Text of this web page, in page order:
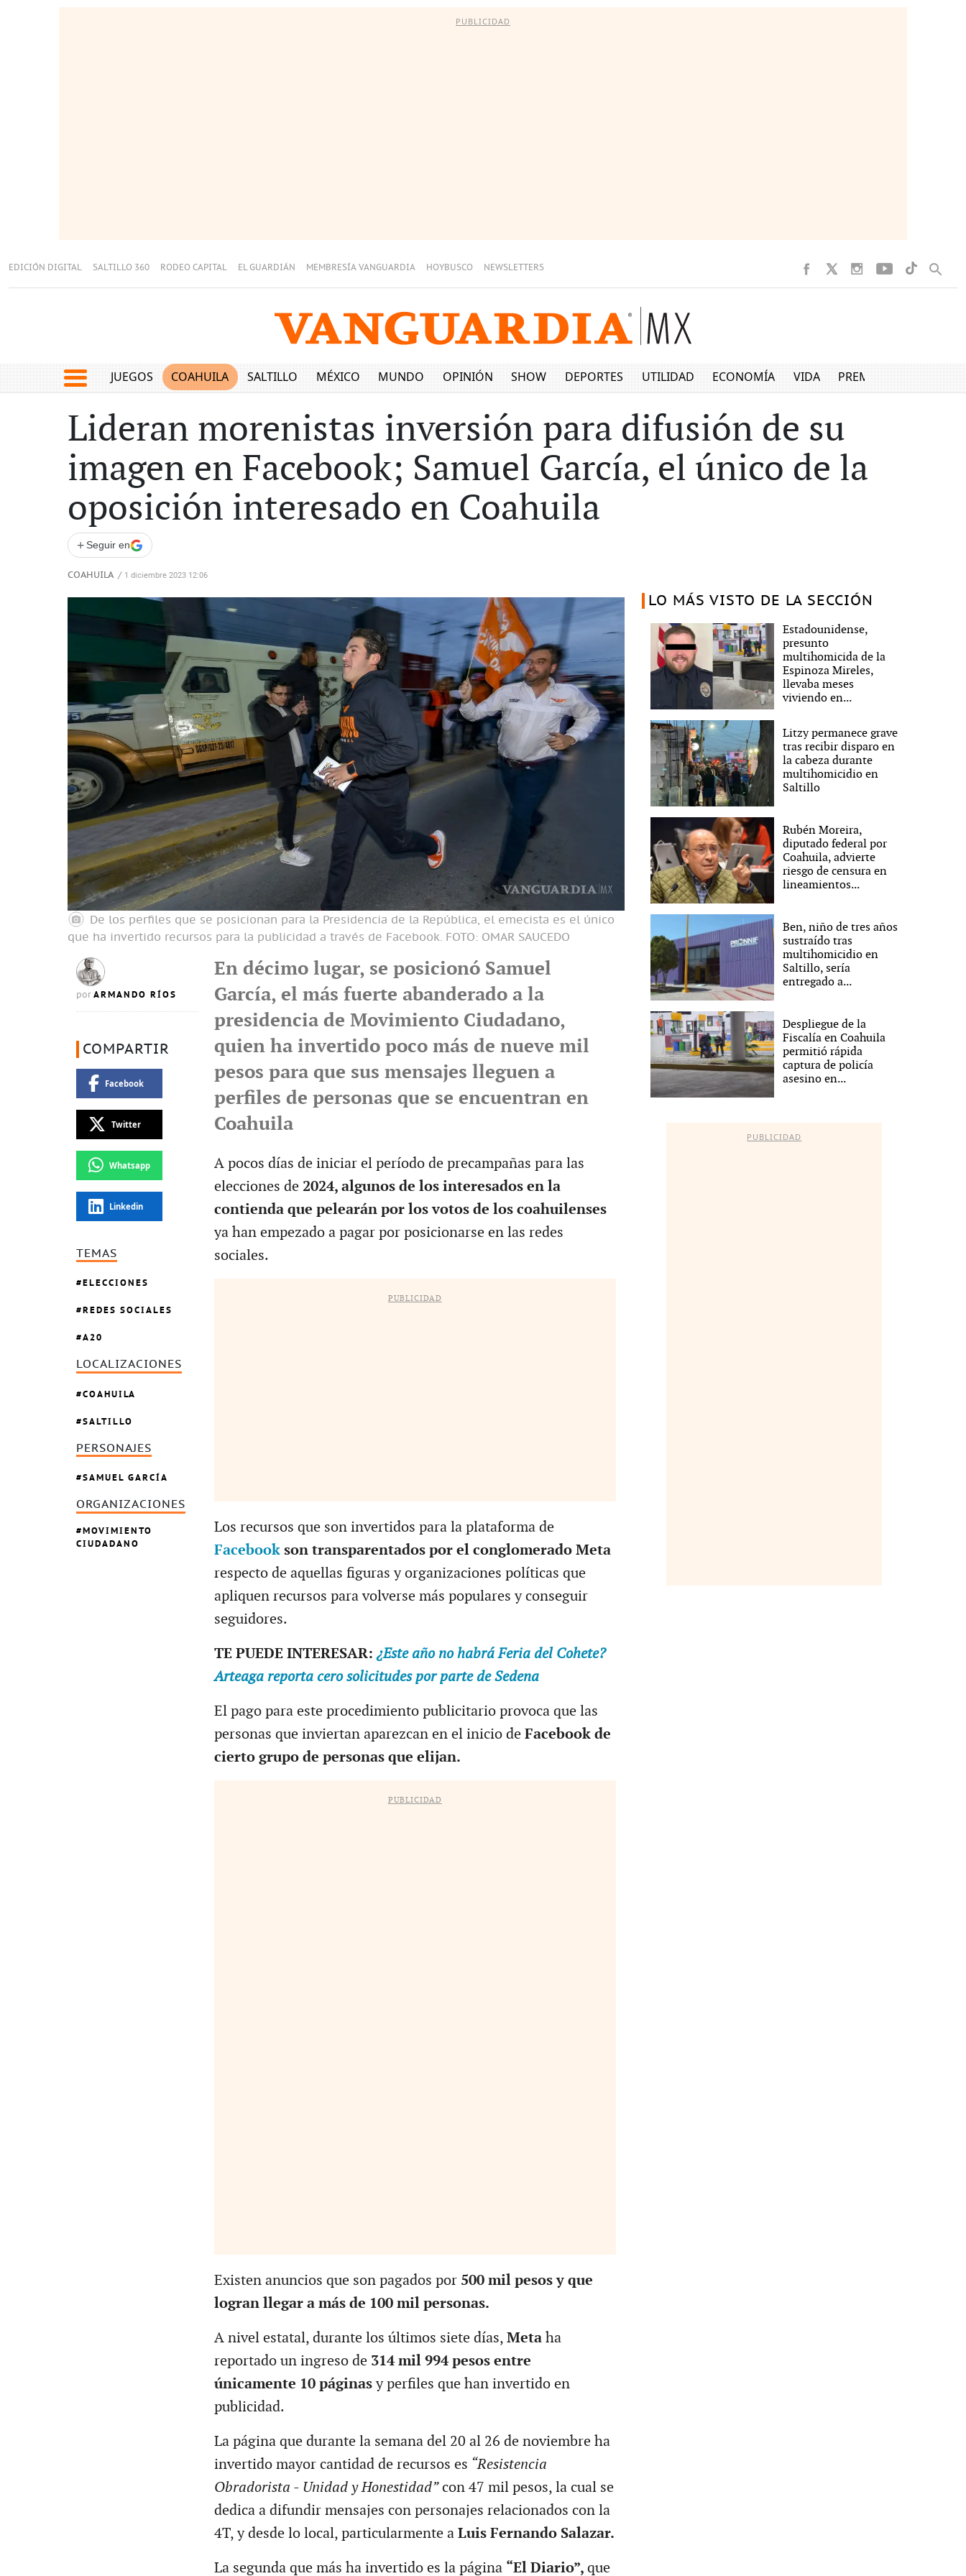
PUBLICIDAD
EDICIÓN DIGITAL SALTILLO 360 RODEO CAPITAL EL GUARDIÁN MEMBRESÍA VANGUARDIA HOYBUSCO NEWSLETTERS
JUEGOS COAHUILA SALTILLO MÉXICO MUNDO OPINIÓN SHOW DEPORTES UTILIDAD ECONOMÍA VIDA PREMIUM
Lideran morenistas inversión para difusión de su
imagen en Facebook; Samuel García, el único de la
oposición interesado en Coahuila
+ Seguir en
COAHUILA / 1 diciembre 2023 12:06
De los perfiles que se posicionan para la Presidencia de la República, el emecista es el único
que ha invertido recursos para la publicidad a través de Facebook. FOTO: OMAR SAUCEDO
por ARMANDO RÍOS
COMPARTIR
Facebook
Twitter
Whatsapp
Linkedin
TEMAS
ELECCIONES
REDES SOCIALES
A20
LOCALIZACIONES
COAHUILA
SALTILLO
PERSONAJES
SAMUEL GARCÍA
ORGANIZACIONES
MOVIMIENTO
CIUDADANO
En décimo lugar, se posicionó Samuel
García, el más fuerte abanderado a la
presidencia de Movimiento Ciudadano,
quien ha invertido poco más de nueve mil
pesos para que sus mensajes lleguen a
perfiles de personas que se encuentran en
Coahuila
A pocos días de iniciar el período de precampañas para las
elecciones de 2024, algunos de los interesados en la
contienda que pelearán por los votos de los coahuilenses
ya han empezado a pagar por posicionarse en las redes
sociales.
PUBLICIDAD
Los recursos que son invertidos para la plataforma de
Facebook son transparentados por el conglomerado Meta
respecto de aquellas figuras y organizaciones políticas que
apliquen recursos para volverse más populares y conseguir
seguidores.
TE PUEDE INTERESAR:¿Este año no habrá Feria del Cohete?
Arteaga reporta cero solicitudes por parte de Sedena
El pago para este procedimiento publicitario provoca que las
personas que inviertan aparezcan en el inicio de Facebook de
cierto grupo de personas que elijan.
PUBLICIDAD
Existen anuncios que son pagados por 500 mil pesos y que
logran llegar a más de 100 mil personas.
A nivel estatal, durante los últimos siete días, Metaha
reportado un ingreso de 314 mil 994 pesos entre
únicamente 10 páginasy perfiles que han invertido en
publicidad.
La página que durante la semana del 20 al 26 de noviembre ha
invertido mayor cantidad de recursos es “Resistencia
Obradorista - Unidad y Honestidad”con 47 mil pesos, la cual se
dedica a difundir mensajes con personajes relacionados con la
4T, y desde lo local, particularmente aLuis Fernando Salazar.
La segunda que más ha invertido es la página “El Diario”, que
LO MÁS VISTO DE LA SECCIÓN
Estadounidense,
presunto
multihomicida de la
Espinoza Mireles,
llevaba meses
viviendo en...
Litzy permanece grave
tras recibir disparo en
la cabeza durante
multihomicidio en
Saltillo
Rubén Moreira,
diputado federal por
Coahuila, advierte
riesgo de censura en
lineamientos...
Ben, niño de tres años
sustraído tras
multihomicidio en
Saltillo, sería
entregado a...
Despliegue de la
Fiscalía en Coahuila
permitió rápida
captura de policía
asesino en...
PUBLICIDAD